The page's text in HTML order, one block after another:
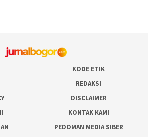
KODE ETIK
REDAKSI
DISCLAIMER
KONTAK KAMI
PEDOMAN MEDIA SIBER